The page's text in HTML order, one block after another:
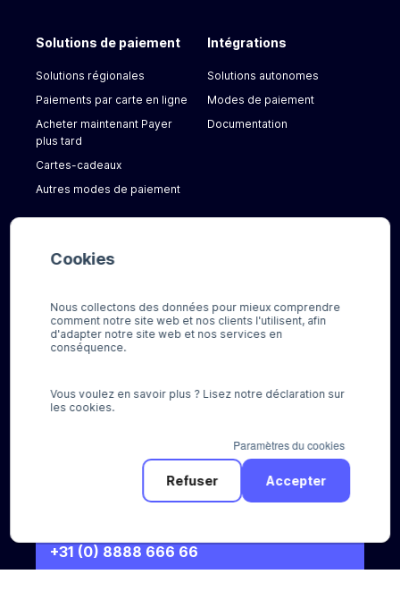
Cookies
Nous collectons des données pour mieux comprendre
comment notre site web et nos clients l'utilisent, afin
d'adapter notre site web et nos services en
conséquence.
Vous voulez en savoir plus ? Lisez notre déclaration sur
les cookies.
Paramètres du cookies
Accepter
Refuser
+31 (0) 8888 666 66
Solutions de paiement
Solutions régionales
Paiements par carte en ligne
Acheter maintenant Payer
plus tard
Cartes-cadeaux
Autres modes de paiement
Intégrations
Solutions autonomes
Modes de paiement
Documentation
A propos de nous
Pour les consommateurs
Pour nos clients